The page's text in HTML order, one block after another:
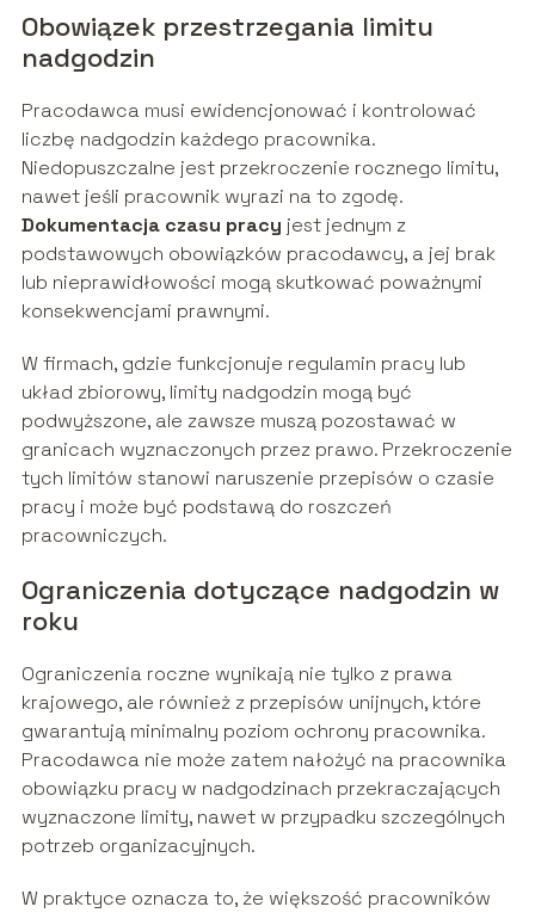
Obowiązek przestrzegania limitu
nadgodzin
Pracodawca musi ewidencjonować i kontrolować
liczbę nadgodzin każdego pracownika.
Niedopuszczalne jest przekroczenie rocznego limitu,
nawet jeśli pracownik wyrazi na to zgodę.
Dokumentacja czasu pracy jest jednym z
podstawowych obowiązków pracodawcy, a jej brak
lub nieprawidłowości mogą skutkować poważnymi
konsekwencjami prawnymi.
W firmach, gdzie funkcjonuje regulamin pracy lub
układ zbiorowy, limity nadgodzin mogą być
podwyższone, ale zawsze muszą pozostawać w
granicach wyznaczonych przez prawo. Przekroczenie
tych limitów stanowi naruszenie przepisów o czasie
pracy i może być podstawą do roszczeń
pracowniczych.
Ograniczenia dotyczące nadgodzin w
roku
Ograniczenia roczne wynikają nie tylko z prawa
krajowego, ale również z przepisów unijnych, które
gwarantują minimalny poziom ochrony pracownika.
Pracodawca nie może zatem nałożyć na pracownika
obowiązku pracy w nadgodzinach przekraczających
wyznaczone limity, nawet w przypadku szczególnych
potrzeb organizacyjnych.
W praktyce oznacza to, że większość pracowników